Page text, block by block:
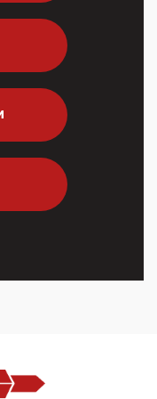
шаг из
при любых
в 15
превысило 63
сообщил,
удары по
аккаунтами на